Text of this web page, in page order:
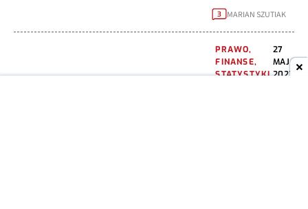
3 MARIAN SZUTIAK
PRAWO,
FINANSE,
STATYSTYKI
27
MAJ
2022